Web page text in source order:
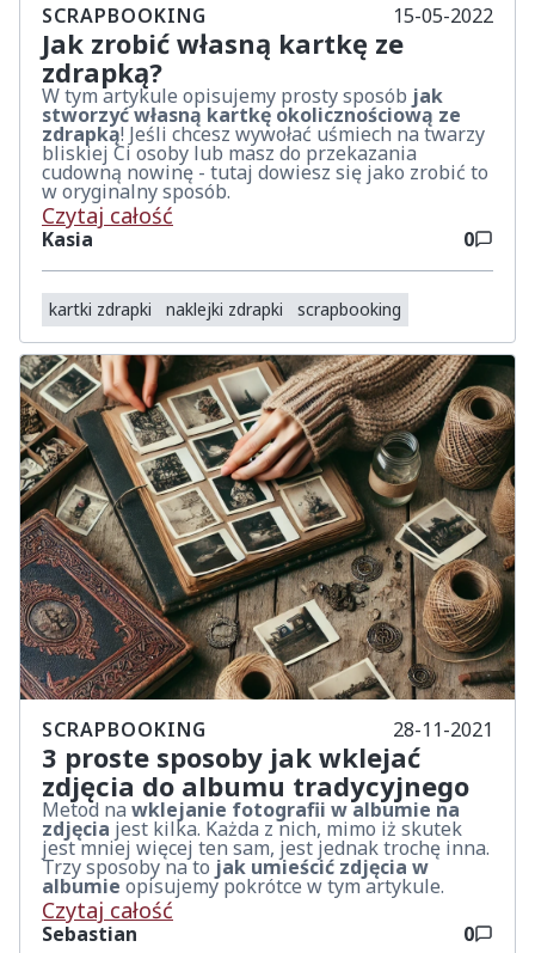
SCRAPBOOKING 15-05-2022
Jak zrobić własną kartkę ze
zdrapką?
W tym artykule opisujemy prosty sposób jak
stworzyć własną kartkę okolicznościową ze
zdrapką! Jeśli chcesz wywołać uśmiech na twarzy
bliskiej Ci osoby lub masz do przekazania
cudowną nowinę - tutaj dowiesz się jako zrobić to
w oryginalny sposób.
Czytaj całość
Kasia 0
kartki zdrapki naklejki zdrapki scrapbooking
SCRAPBOOKING 28-11-2021
3 proste sposoby jak wklejać
zdjęcia do albumu tradycyjnego
Metod na wklejanie fotografii w albumie na
zdjęcia jest kilka. Każda z nich, mimo iż skutek
jest mniej więcej ten sam, jest jednak trochę inna.
Trzy sposoby na to jak umieścić zdjęcia w
albumie opisujemy pokrótce w tym artykule.
Czytaj całość
Sebastian 0